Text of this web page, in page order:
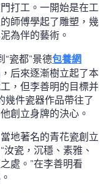
打工。一開始是在工
師傅學起了雕塑，幾
為伴的藝術。
瓷都”景德包養網
后來逐漸樹立起了本
，但李善明的目標并
件瓷器作品帶往了
創立身牌的決心。
地著名的青花瓷創立
瓷，沉穩、素雅、
處。”在李善明看